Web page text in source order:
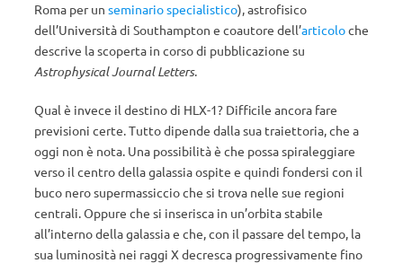
Roma per un seminario specialistico), astrofisico
dell’Università di Southampton e coautore dell’articoloche
descrive la scoperta in corso di pubblicazione su
Astrophysical Journal Letters.
Qual è invece il destino di HLX-1? Difficile ancora fare
previsioni certe. Tutto dipende dalla sua traiettoria, che a
oggi non è nota. Una possibilità è che possa spiraleggiare
verso il centro della galassia ospite e quindi fondersi con il
buco nero supermassiccio che si trova nelle sue regioni
centrali. Oppure che si inserisca in un’orbita stabile
all’interno della galassia e che, con il passare del tempo, la
sua luminosità nei raggi X decresca progressivamente fino